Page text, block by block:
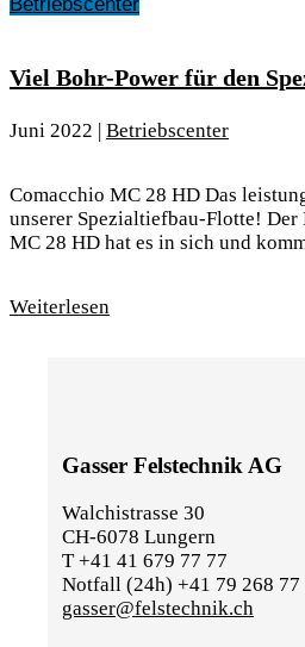
Viel Bohr-Power für den
Juni 2022 | Betriebscenter
Comacchio MC 28 HD Das
unserer Spezialtiefbau-Flotte! Der
MC 28 HD hat es in sich und
Weiterlesen
Gasser Felstechnik AG
Walchistrasse 30
CH-6078 Lungern
T +41 41 679 77 77
Notfall (24h) +41 79 268 77
gasser@felstechnik.ch